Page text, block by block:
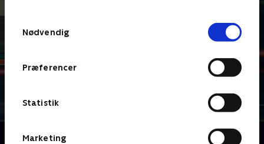
Nødvendig
Præferencer
Statistik
Marketing
Om Le Mans